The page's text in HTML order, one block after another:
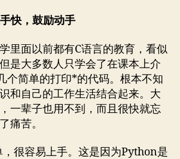
快，鼓励动手
里面以前都有C语言的教育，看似
是大多数人只学会了在课本上介
个简单的打印*的代码。根本不知
和自己的工作生活结合起来。大
一辈子也用不到，而且很快就忘
痛苦。
很容易上手。这是因为Python是